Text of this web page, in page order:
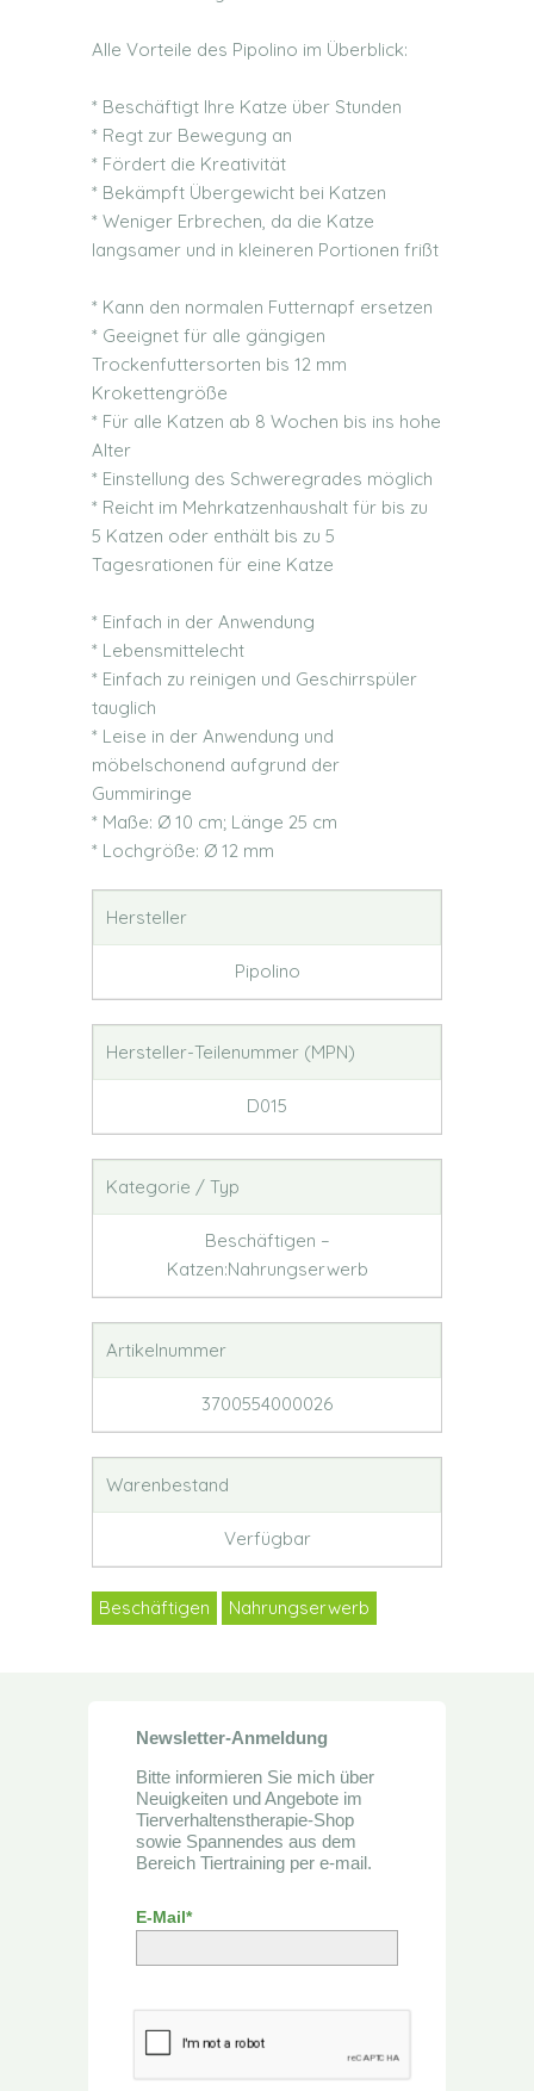
Alle Vorteile des Pipolino im Überblick:
* Beschäftigt Ihre Katze über Stunden
* Regt zur Bewegung an
* Fördert die Kreativität
* Bekämpft Übergewicht bei Katzen
* Weniger Erbrechen, da die Katze
langsamer und in kleineren Portionen frißt
* Kann den normalen Futternapf ersetzen
* Geeignet für alle gängigen
Trockenfuttersorten bis 12 mm
Krokettengröße
* Für alle Katzen ab 8 Wochen bis ins hohe
Alter
* Einstellung des Schweregrades möglich
* Reicht im Mehrkatzenhaushalt für bis zu
5 Katzen oder enthält bis zu 5
Tagesrationen für eine Katze
* Einfach in der Anwendung
* Lebensmittelecht
* Einfach zu reinigen und Geschirrspüler
tauglich
* Leise in der Anwendung und
möbelschonend aufgrund der
Gummiringe
* Maße: Ø 10 cm; Länge 25 cm
* Lochgröße: Ø 12 mm
Hersteller
Pipolino
Hersteller-Teilenummer (MPN)
D015
Kategorie / Typ
Beschäftigen –
Katzen:Nahrungserwerb
Artikelnummer
3700554000026
Warenbestand
Verfügbar
Beschäftigen Nahrungserwerb
Newsletter-Anmeldung
Bitte informieren Sie mich über
Neuigkeiten und Angebote im
Tierverhaltenstherapie-Shop
sowie Spannendes aus dem
Bereich Tiertraining per e-mail.
E-Mail*